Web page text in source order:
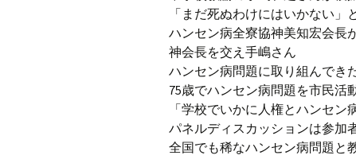
「まだ死ぬわけにはいかない」
ハンセン病全寮協神美知宏会長
神会長を交え手嶋さん
ハンセン病問題に取り組んでき
75歳でハンセン病問題を市民活
「学校でいかに人権とハンセン
パネルディスカッションは参加
全国でも稀なハンセン病問題と